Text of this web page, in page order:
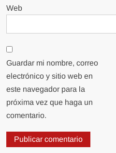
Web
Guardar mi nombre, correo
electrónico y sitio web en
este navegador para la
próxima vez que haga un
comentario.